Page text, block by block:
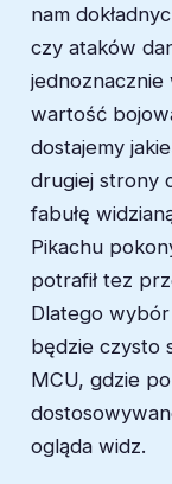
nam
czy ataków
jednoznacznie
wartość
dostajemy
drugiej strony
fabułę
Pikachu
potrafił tez
Dlatego wybór
będzie czysto
MCU, gdzie
ogląda widz.